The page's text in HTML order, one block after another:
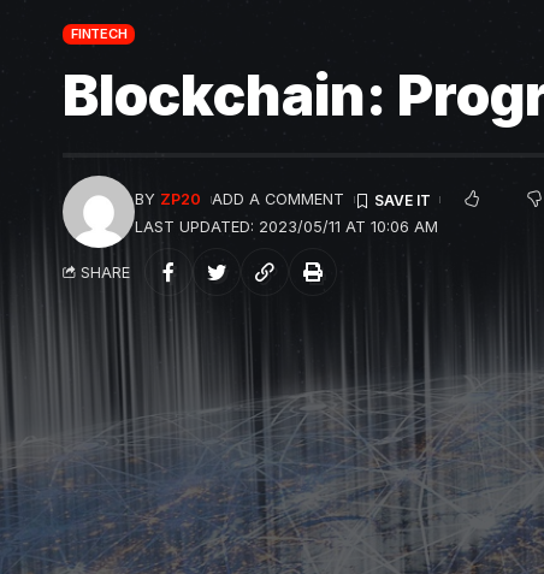
FINTECH
Blockchain:
LAST UPDATED: 2023/05/11 AT 10:06 AM
BY ZP20 ADD A COMMENT
SHARE